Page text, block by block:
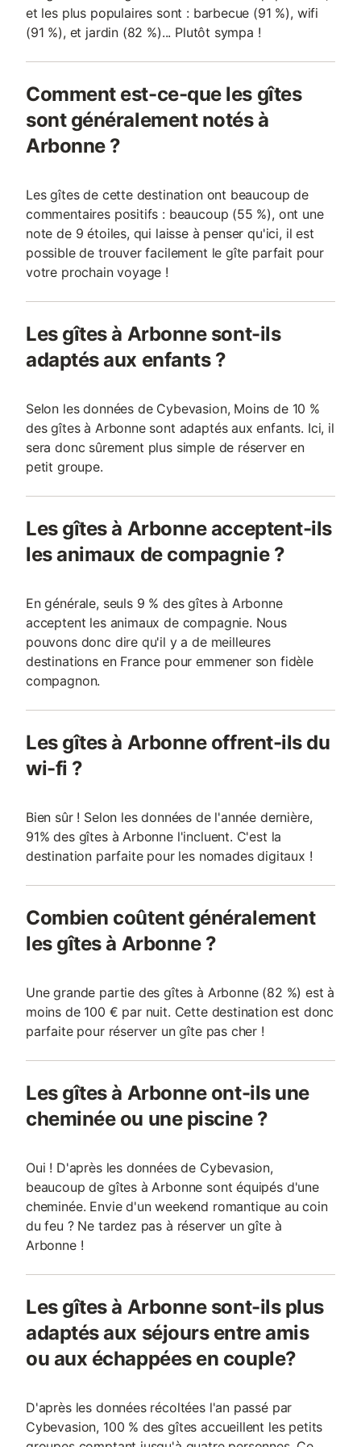
et les plus populaires sont : barbecue (91 %), wifi
(91 %), et jardin (82 %)... Plutôt sympa !
Comment est-ce-que les gîtes
sont généralement notés à
Arbonne ?
Les gîtes de cette destination ont beaucoup de
commentaires positifs : beaucoup (55 %), ont une
note de 9 étoiles, qui laisse à penser qu'ici, il est
possible de trouver facilement le gîte parfait pour
votre prochain voyage !
Les gîtes à Arbonne sont-ils
adaptés aux enfants ?
Selon les données de Cybevasion, Moins de 10 %
des gîtes à Arbonne sont adaptés aux enfants. Ici, il
sera donc sûrement plus simple de réserver en
petit groupe.
Les gîtes à Arbonne acceptent-ils
les animaux de compagnie ?
En générale, seuls 9 % des gîtes à Arbonne
acceptent les animaux de compagnie. Nous
pouvons donc dire qu'il y a de meilleures
destinations en France pour emmener son fidèle
compagnon.
Les gîtes à Arbonne offrent-ils du
wi-fi ?
Bien sûr ! Selon les données de l'année dernière,
91% des gîtes à Arbonne l'incluent. C'est la
destination parfaite pour les nomades digitaux !
Combien coûtent généralement
les gîtes à Arbonne ?
Une grande partie des gîtes à Arbonne (82 %) est à
moins de 100 € par nuit. Cette destination est donc
parfaite pour réserver un gîte pas cher !
Les gîtes à Arbonne ont-ils une
cheminée ou une piscine ?
Oui ! D'après les données de Cybevasion,
beaucoup de gîtes à Arbonne sont équipés d'une
cheminée. Envie d'un weekend romantique au coin
du feu ? Ne tardez pas à réserver un gîte à
Arbonne !
Les gîtes à Arbonne sont-ils plus
adaptés aux séjours entre amis
ou aux échappées en couple?
D'après les données récoltées l'an passé par
Cybevasion, 100 % des gîtes accueillent les petits